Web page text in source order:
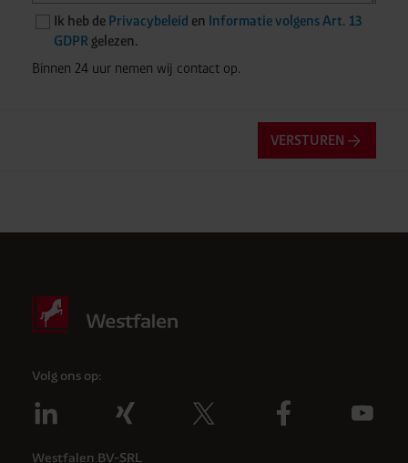
Ik heb de Privacybeleid en Informatie volgens Art. 13
GDPR gelezen.
Binnen 24 uur nemen wij contact op.
VERSTUREN
Volg ons op:
Westfalen BV-SRL